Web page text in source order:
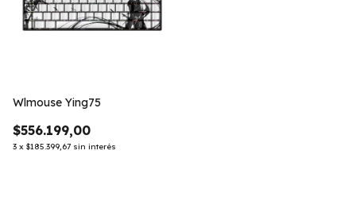
Wlmouse Ying75
$556.199,00
3 x $185.399,67 sin interés